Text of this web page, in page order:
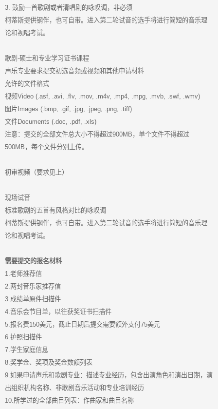
3. 鼓励一首歌剧或者清唱剧的咏叹调，非必须
柯蒂斯提供钢伴，也可自带。进入第二轮试音的选手将进行简短的音乐理
论和视唱考试。
歌剧-硕士和专业学习证书课程
声乐专业要求提交初选音频或视频和其他申请材料
允许的文件格式
视频Video (.asf, .avi, .flv, .mov, .m4v, .mp4, .mpg, .mvb, .swf, .wmv)
图片Images (.bmp, .gif, .jpg, .jpeg, .png, .tiff)
文件Documents (.doc, .pdf, .xls)
注意：提交的全部文件总大小不得超过900MB，单个文件不得超过
500MB，每个文件分别上传。
初审视频（要求见上）
现场试音
标准歌剧的五首有风格对比的咏叹调
柯蒂斯提供钢伴，也可自带。进入第二轮试音的选手将进行简短的音乐理
论和视唱考试。
需要提交的报名材料
1.老师推荐信
2.两封音乐家推荐信
3.成绩单原件扫描件
4.音乐会节目单，以往获奖证书扫描件
5.报名费150美元，截止日期后提交需要额外支付75美元
6.护照扫描件
7.学生家庭信息
8.奖学金、奖项及奖金数额列表
9.如果申请声乐和歌剧专业：描述专业经历，包含出演角色和演出日期，演
出组织机构名称、非歌剧音乐活动和专业培训经历
10.所学过的全部曲目列表：作曲家和曲目名称